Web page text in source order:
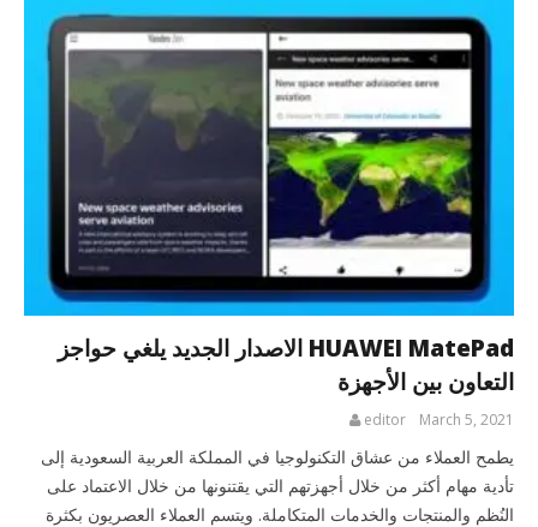
HUAWEI MatePad الاصدار الجديد يلغي حواجز
التعاون بين الأجهزة
March 5, 2021
editor
يطمح العملاء من عشاق التكنولوجيا في المملكة العربية السعودية إلى
تأدية مهام أكثر من خلال أجهزتهم التي يقتنونها من خلال الاعتماد على
النُظم والمنتجات والخدمات المتكاملة. ويتسم العملاء العصريون بكثرة